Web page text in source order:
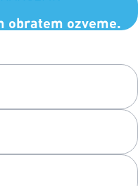
obratem ozveme.